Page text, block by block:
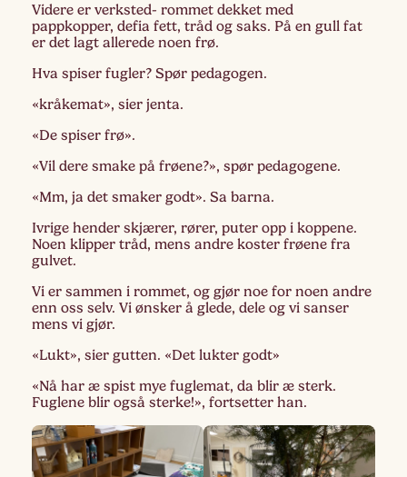
Videre er verksted- rommet dekket med
pappkopper, defia fett, tråd og saks. På en gull fat
er det lagt allerede noen frø.
Hva spiser fugler? Spør pedagogen.
«kråkemat», sier jenta.
«De spiser frø».
«Vil dere smake på frøene?», spør pedagogene.
«Mm, ja det smaker godt». Sa barna.
Ivrige hender skjærer, rører, puter opp i koppene.
Noen klipper tråd, mens andre koster frøene fra
gulvet.
Vi er sammen i rommet, og gjør noe for noen andre
enn oss selv. Vi ønsker å glede, dele og vi sanser
mens vi gjør.
«Lukt», sier gutten. «Det lukter godt»
«Nå har æ spist mye fuglemat, da blir æ sterk.
Fuglene blir også sterke!», fortsetter han.